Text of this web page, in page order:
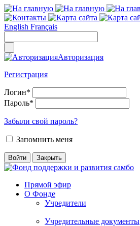
English Français
Авторизация
Регистрация
Логин*
Пароль*
Забыли свой пароль?
Запомнить меня
Прямой эфир
О Фонде
Учредители
Учредительные документы